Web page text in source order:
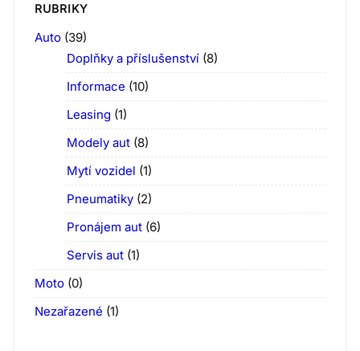
RUBRIKY
Auto (39)
Doplňky a příslušenství (8)
Informace (10)
Leasing (1)
Modely aut (8)
Mytí vozidel (1)
Pneumatiky (2)
Pronájem aut (6)
Servis aut (1)
Moto (0)
Nezařazené (1)